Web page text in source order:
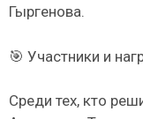
Гыргенова.
🎯 Участники и
Среди тех, кто